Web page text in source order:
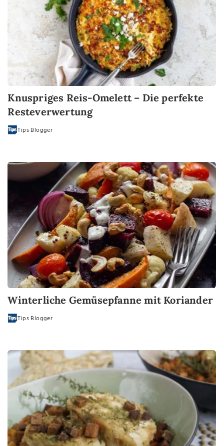
Knuspriges Reis-Omelett – Die perfekte
Resteverwertung
Tips Blogger
Winterliche Gemüsepfanne mit Koriander
Tips Blogger